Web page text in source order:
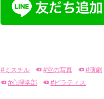
#ミスチル #空の写真 #演劇
#心理学部
#ピラティス